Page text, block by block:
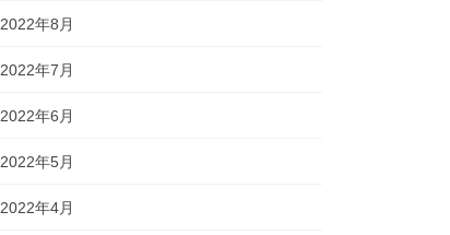
2022年8月
2022年7月
2022年6月
2022年5月
2022年4月